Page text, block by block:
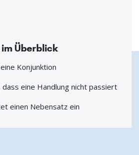
Überblick
Konjunktion
dass eine Handlung nicht passiert
einen Nebensatz ein